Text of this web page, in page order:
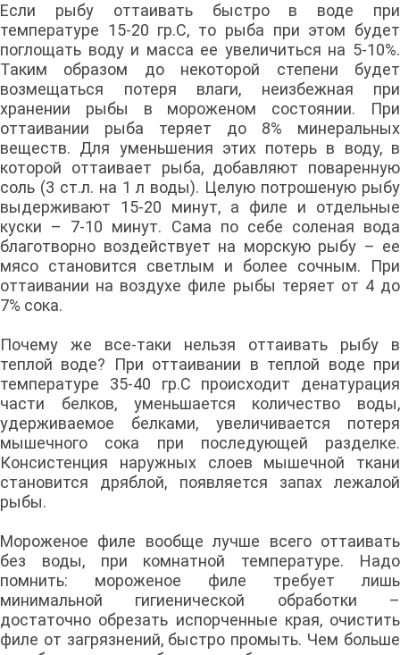
Если рыбу оттаивать быстро в воде при
температуре 15-20 гр.С, то рыба при этом будет
поглощать воду и масса ее увеличиться на 5-10%.
Таким образом до некоторой степени будет
возмещаться потеря влаги, неизбежная при
хранении рыбы в мороженом состоянии. При
оттаивании рыба теряет до 8% минеральных
веществ. Для уменьшения этих потерь в воду, в
которой оттаивает рыба, добавляют поваренную
соль (3 ст.л. на 1 л воды). Целую потрошеную рыбу
выдерживают 15-20 минут, а филе и отдельные
куски – 7-10 минут. Сама по себе соленая вода
благотворно воздействует на морскую рыбу – ее
мясо становится светлым и более сочным. При
оттаивании на воздухе филе рыбы теряет от 4 до
7% сока.
Почему же все-таки нельзя оттаивать рыбу в
теплой воде? При оттаивании в теплой воде при
температуре 35-40 гр.С происходит денатурация
части белков, уменьшается количество воды,
удерживаемое белками, увеличивается потеря
мышечного сока при последующей разделке.
Консистенция наружных слоев мышечной ткани
становится дряблой, появляется запах лежалой
рыбы.
Мороженое филе вообще лучше всего оттаивать
без воды, при комнатной температуре. Надо
помнить: мороженое филе требует лишь
минимальной гигиенической обработки –
достаточно обрезать испорченные края, очистить
филе от загрязнений, быстро промыть. Чем больше